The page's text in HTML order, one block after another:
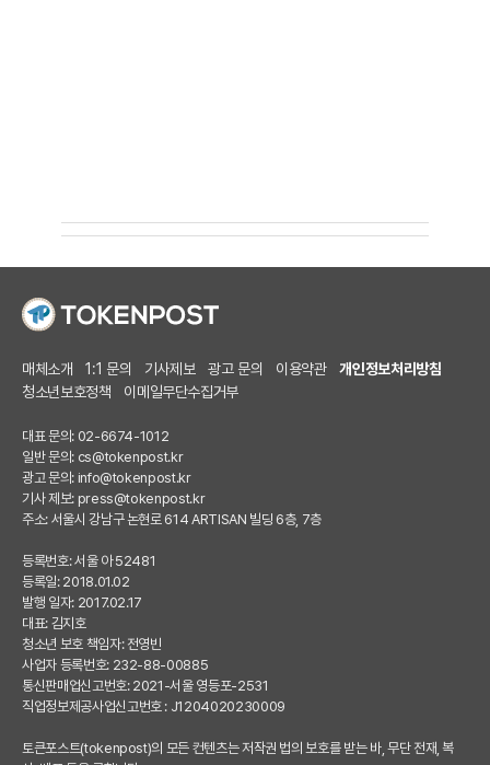
매체소개 1:1 문의 기사제보 광고 문의 이용약관
개인정보처리방침
청소년보호정책
이메일무단수집거부
대표 문의: 02-6674-1012
일반 문의: cs@tokenpost.kr
광고 문의: info@tokenpost.kr
기사 제보: press@tokenpost.kr
주소: 서울시 강남구 논현로 614 ARTISAN 빌딩 6층, 7층
등록번호: 서울 아 52481
등록일: 2018.01.02
발행 일자: 2017.02.17
대표: 김지호
청소년 보호 책임자: 전영빈
사업자 등록번호: 232-88-00885
통신판매업신고번호: 2021-서울 영등포-2531
직업정보제공사업신고번호 : J1204020230009
토큰포스트(tokenpost)의 모든 컨텐츠는 저작권 법의 보호를 받는 바, 무단 전재, 복